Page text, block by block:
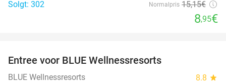
Solgt: 302
Normalpris 15,15€
8,95€
Entree voor BLUE Wellnessresorts
BLUE Wellnessresorts 8.8 star